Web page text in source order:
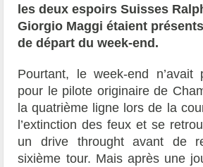
les deux espoirs Suisses
Giorgio Maggi étaient
de départ du week-end.
Pourtant, le week-end n’avait
pour le pilote originaire de
la quatrième ligne lors de la
l’extinction des feux et se
un drive throught avant de
sixième tour. Mais après une